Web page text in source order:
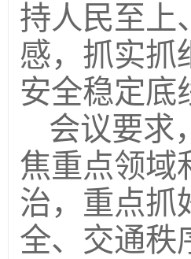
持人民至上
感，抓实抓
安全稳定底
会议要求
焦重点领域
治，重点抓
全、交通秩